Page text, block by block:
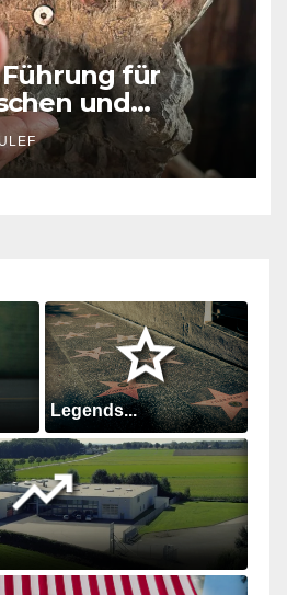
für
und
im
Legends...